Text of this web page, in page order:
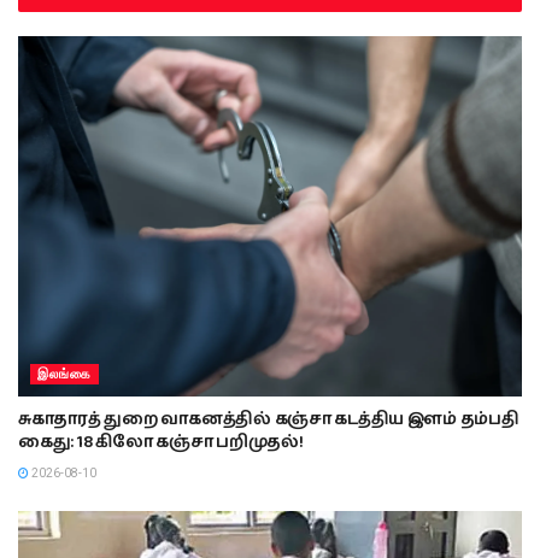
இலங்கை
சுகாதாரத் துறை வாகனத்தில் கஞ்சா கடத்திய இளம் தம்பதி
கைது: 18 கிலோ கஞ்சா பறிமுதல்!
2026-08-10